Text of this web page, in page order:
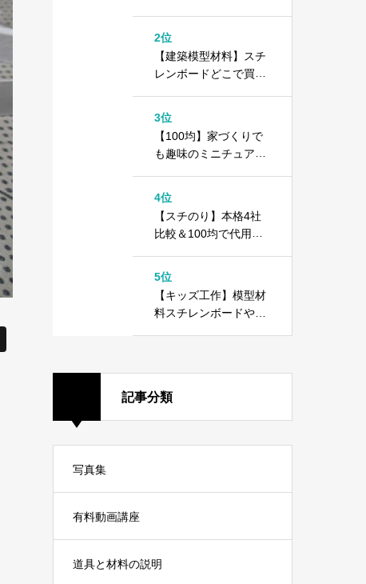
2位
【建築模型材料】スチ
レンボードどこで買え
3位
【100均】家づくりで
も趣味のミニチュアで
方
4位
【スチのり】本格4社
比較＆100均で代用で
5位
【キッズ工作】模型材
料スチレンボードや10
記事分類
写真集
有料動画講座
道具と材料の説明